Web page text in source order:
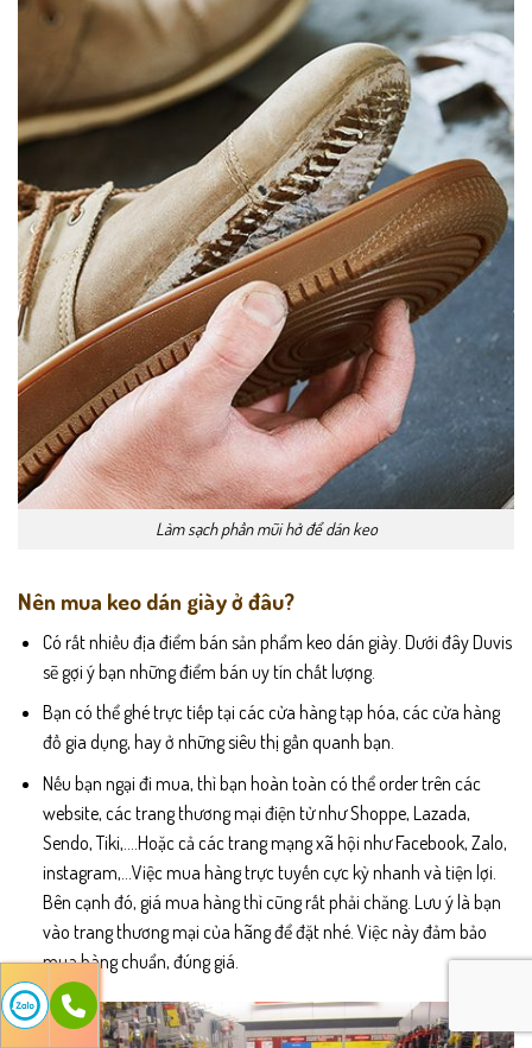
Làm sạch phần mũi hở để dán keo
Nên mua keo dán giày ở đâu?
Có rất nhiều địa điểm bán sản phẩm keo dán giày. Dưới đây Duvis
sẽ gợi ý bạn những điểm bán uy tín chất lượng.
Bạn có thể ghé trực tiếp tại các cửa hàng tạp hóa, các cửa hàng
đồ gia dụng, hay ở những siêu thị gần quanh bạn.
Nếu bạn ngại đi mua, thì bạn hoàn toàn có thể order trên các
website, các trang thương mại điện tử như Shoppe, Lazada,
Sendo, Tiki,….Hoặc cả các trang mạng xã hội như Facebook, Zalo,
instagram,…Việc mua hàng trực tuyến cực kỳ nhanh và tiện lợi.
Bên cạnh đó, giá mua hàng thì cũng rất phải chăng. Lưu ý là bạn
vào trang thương mại của hãng để đặt nhé. Việc này đảm bảo
mua hàng chuẩn, đúng giá.